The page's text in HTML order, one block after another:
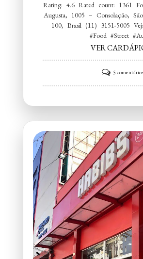
Rating: 4.6 Rated count: 1361
Augusta, 1005 – Consolação,
100, Brasil (11) 3151-5005
#Food #Street
VER
5 comentários